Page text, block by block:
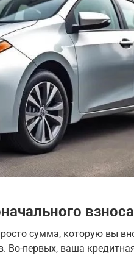
взноса
сумма, которую вы
Во-первых, ваша